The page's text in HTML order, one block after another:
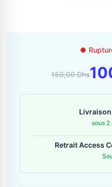
06 36 88 27 81
Envoyer un message
150,00 Dhs
sous 2
Retrait Access